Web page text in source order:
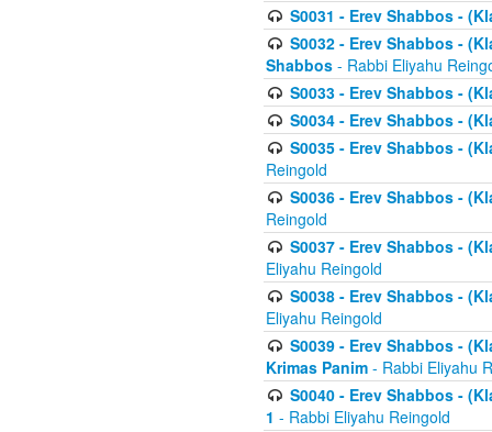
S0031 - Erev Shabbos -
S0032 - Erev Shabbos -
Shabbos - Rabbi Eliyahu
S0033 - Erev Shabbos -
S0034 - Erev Shabbos -
S0035 - Erev Shabbos -
Reingold
S0036 - Erev Shabbos -
Reingold
S0037 - Erev Shabbos -
Eliyahu Reingold
S0038 - Erev Shabbos -
Eliyahu Reingold
S0039 - Erev Shabbos -
Krimas Panim - Rabbi Eliyahu
S0040 - Erev Shabbos -
1 - Rabbi Eliyahu Reingold